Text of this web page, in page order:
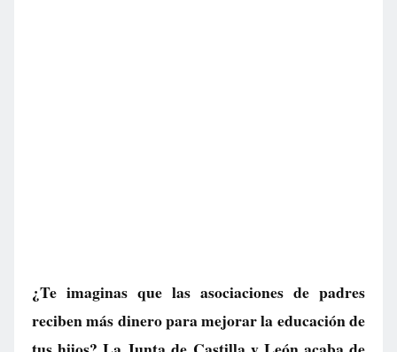
¿Te imaginas que las asociaciones de padres
reciben más dinero para mejorar la educación de